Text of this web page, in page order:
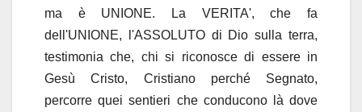
ma è UNIONE. La VERITA', che fa
dell'UNIONE, l'ASSOLUTO di Dio sulla terra,
testimonia che, chi si riconosce di essere in
Gesù Cristo, Cristiano perché Segnato,
percorre quei sentieri che conducono là dove